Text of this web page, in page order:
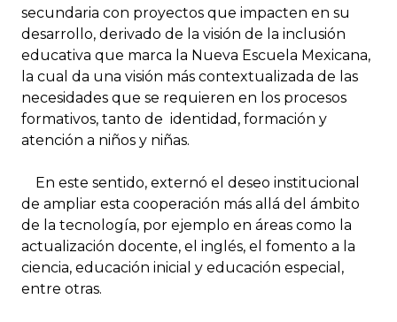
secundaria con proyectos que impacten en su
desarrollo, derivado de la visión de la inclusión
educativa que marca la Nueva Escuela Mexicana,
la cual da una visión más contextualizada de las
necesidades que se requieren en los procesos
formativos, tanto de identidad, formación y
atención a niños y niñas.
En este sentido, externó el deseo institucional
de ampliar esta cooperación más allá del ámbito
de la tecnología, por ejemplo en áreas como la
actualización docente, el inglés, el fomento a la
ciencia, educación inicial y educación especial,
entre otras.